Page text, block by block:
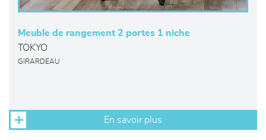
Meuble de rangement 2 portes 1 niche
TOKYO
GIRARDEAU
En savoir plus